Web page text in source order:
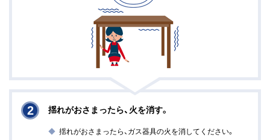
2 揺れがおさまったら、火を消す。
揺れがおさまったら、ガス器具の火を消してください。